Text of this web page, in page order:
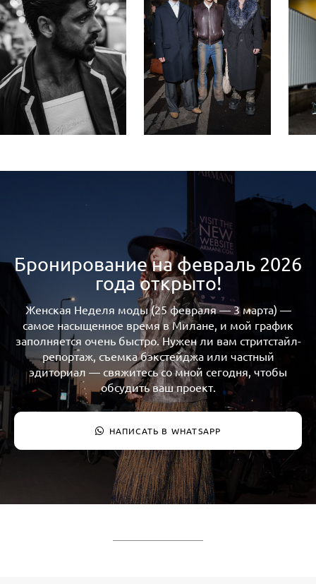
Бронирование на февраль 2026
года открыто!
Женская Неделя моды (25 февраля — 3 марта) —
самое насыщенное время в Милане, и мой график
заполняется очень быстро. Нужен ли вам стритстайл-
репортаж, съемка бэкстейджа или частный
эдиториал — свяжитесь со мной сегодня, чтобы
обсудить ваш проект.
НАПИСАТЬ В WHATSAPP